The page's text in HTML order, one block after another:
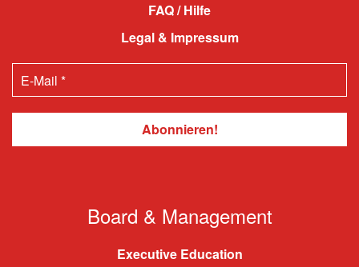
FAQ / Hilfe
Legal & Impressum
Board & Management
Executive Education